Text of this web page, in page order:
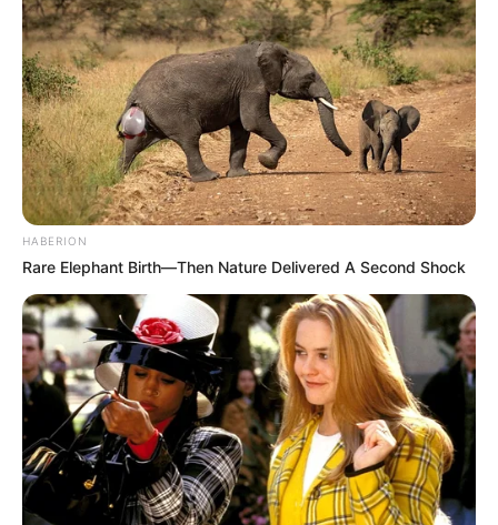
HABERION
Rare Elephant Birth—Then Nature Delivered A Second Shock